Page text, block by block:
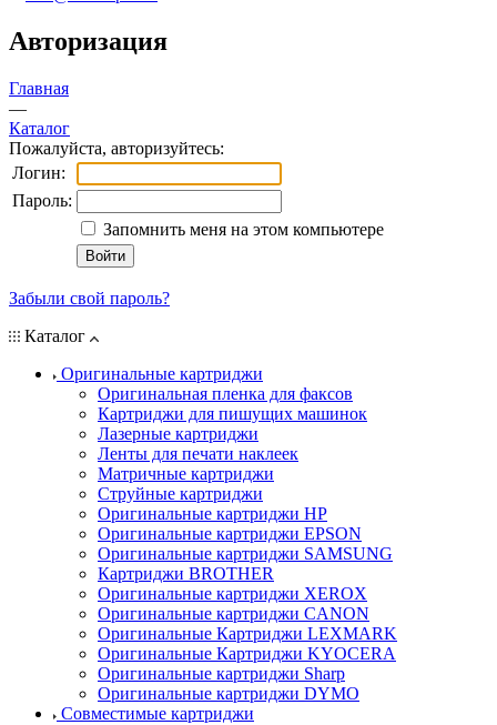
Авторизация
Главная
—
Каталог
Пожалуйста, авторизуйтесь:
Логин:
Пароль:
Запомнить меня на этом компьютере
Забыли свой пароль?
Каталог
Оригинальные картриджи
Оригинальная пленка для факсов
Картриджи для пишущих машинок
Лазерные картриджи
Ленты для печати наклеек
Матричные картриджи
Струйные картриджи
Оригинальные картриджи HP
Оригинальные картриджи EPSON
Оригинальные картриджи SAMSUNG
Картриджи BROTHER
Оригинальные картриджи XEROX
Оригинальные картриджи CANON
Оригинальные Картриджи LEXMARK
Оригинальные Картриджи KYOCERA
Оригинальные картриджи Sharp
Оригинальные картриджи DYMO
Совместимые картриджи